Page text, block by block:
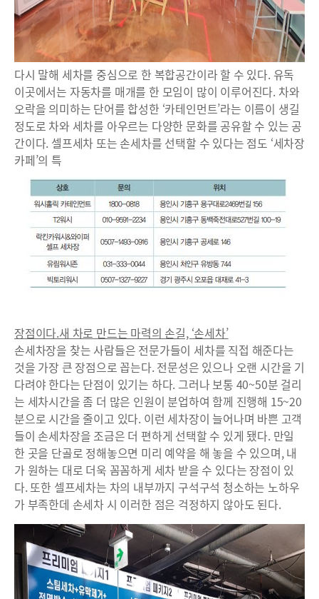
다시 말해 세차를 중심으로 한 복합공간이라 할 수 있다. 유독
이곳에서는 자동차를 매개를 한 모임이 많이 이루어진다. 차와
오락을 의미하는 단어를 합성한 ‘카테인먼트’라는 이름이 생길
정도로 차와 세차를 아우르는 다양한 문화를 공유할 수 있는 공
간이다. 셀프세차 또는 손세차를 선택할 수 있다는 점도 ‘세차장
카페’의 특
장점이다.새 차로 만드는 마력의 손길, ‘손세차’
손세차장을 찾는 사람들은 전문가들이 세차를 직접 해준다는
것을 가장 큰 장점으로 꼽는다. 전문성은 있으나 오랜 시간을 기
다려야 한다는 단점이 있기는 하다. 그러나 보통 40~50분 걸리
는 세차시간을 좀 더 많은 인원이 분업하여 함께 진행해 15~20
분으로 시간을 줄이고 있다. 이런 세차장이 늘어나며 바쁜 고객
들이 손세차장을 조금은 더 편하게 선택할 수 있게 됐다. 만일
한 곳을 단골로 정해놓으면 미리 예약을 해 놓을 수 있으며, 내
가 원하는 대로 더욱 꼼꼼하게 세차 받을 수 있다는 장점이 있
다. 또한 셀프세차는 차의 내부까지 구석구석 청소하는 노하우
가 부족한데 손세차 시 이러한 점은 걱정하지 않아도 된다.